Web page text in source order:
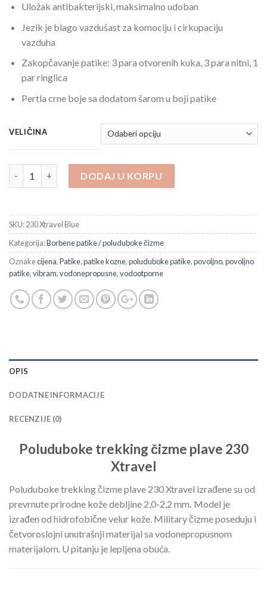
Uložak antibakterijski, maksimalno udoban
Jezik je blago vazdušast za komociju i cirkupaciju
vazduha
Zakopčavanje patike: 3 para otvorenih kuka, 3 para nitni, 1
par ringlica
Pertla crne boje sa dodatom šarom u boji patike
VELIČINA
DODAJ U KORPU
SKU:230 Xtravel Blue
Kategorija:Borbene patike / poluduboke čizme
Oznakecijena,Patike,patike kozne,poluduboke patike,povoljno,povoljno
patike,vibram,vodonepropusne,vodootporne
OPIS
DODATNE INFORMACIJE
RECENZIJE (0)
Poluduboke trekking čizme plave 230
Xtravel
Poluduboke trekking čizme plave 230 Xtravel izrađene su od
prevrnute prirodne kože debljine 2,0-2,2 mm Model je
izrađen od hidrofobične velur kože. Military čizme poseduju i
četvoroslojni unutrašnji materijal sa vodonepropusnom
materijalom. U pitanju je lepljena obuća.